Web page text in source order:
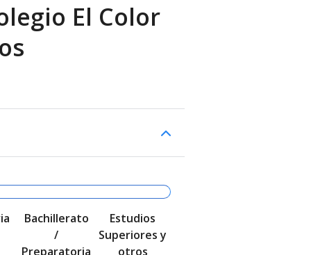
El Color
Bachillerato
/
Preparatoria
Estudios
Superiores y
otros